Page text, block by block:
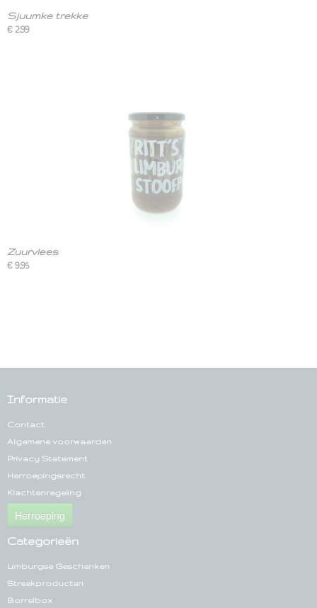
Sjuumke trekke
€ 2,99
Zuurvlees
€ 9,95
Informatie
Contact
Algemene voorwaarden
Privacy Statement
Herroepingsrecht
Klachtenregeling
Herroeping
Categorieën
Limburgse Geschenken
Streekproducten
Borrelbox